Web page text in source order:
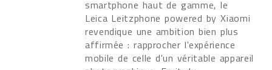
smartphone haut de gamme, le
Leica Leitzphone powered by Xiaomi
revendique une ambition bien plus
affirmée : rapprocher l'expérience
mobile de celle d'un véritable appareil